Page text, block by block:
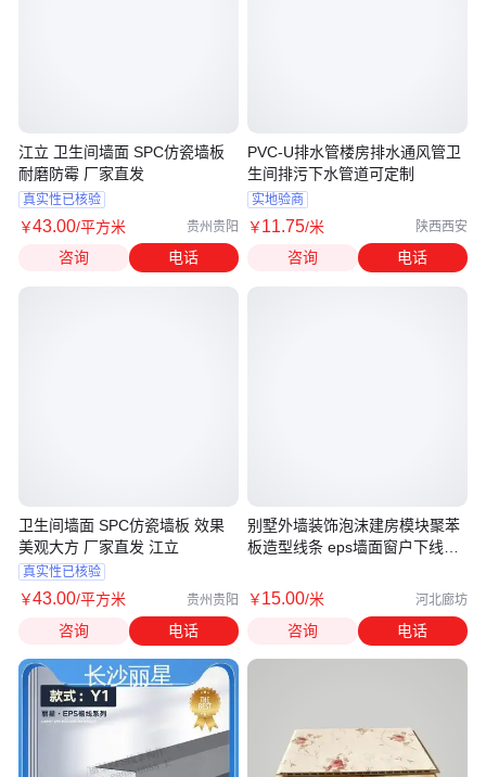
江立 卫生间墙面 SPC仿瓷墙板
耐磨防霉 厂家直发
真实性已核验
￥43.00/平方米 贵州贵阳
咨询 电话
卫生间墙面 SPC仿瓷墙板 效果
美观大方 厂家直发 江立
真实性已核验
￥43.00/平方米 贵州贵阳
咨询 电话
PVC-U排水管楼房排水通风管卫
生间排污下水管道可定制
实地验商
￥11.75/米 陕西西安
咨询 电话
别墅外墙装饰泡沫建房模块聚苯
板造型线条 eps墙面窗户下线窗
￥15.00/米 河北廊坊
咨询 电话